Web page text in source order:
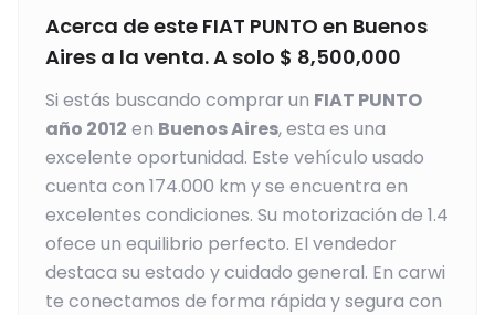
Acerca de este FIAT PUNTO en Buenos
Aires a la venta. A solo $ 8,500,000
Si estás buscando comprar un FIAT PUNTO
año 2012 en Buenos Aires, esta es una
excelente oportunidad. Este vehículo usado
cuenta con 174.000 km y se encuentra en
excelentes condiciones. Su motorización de 1.4
ofece un equilibrio perfecto. El vendedor
destaca su estado y cuidado general. En carwi
te conectamos de forma rápida y segura con